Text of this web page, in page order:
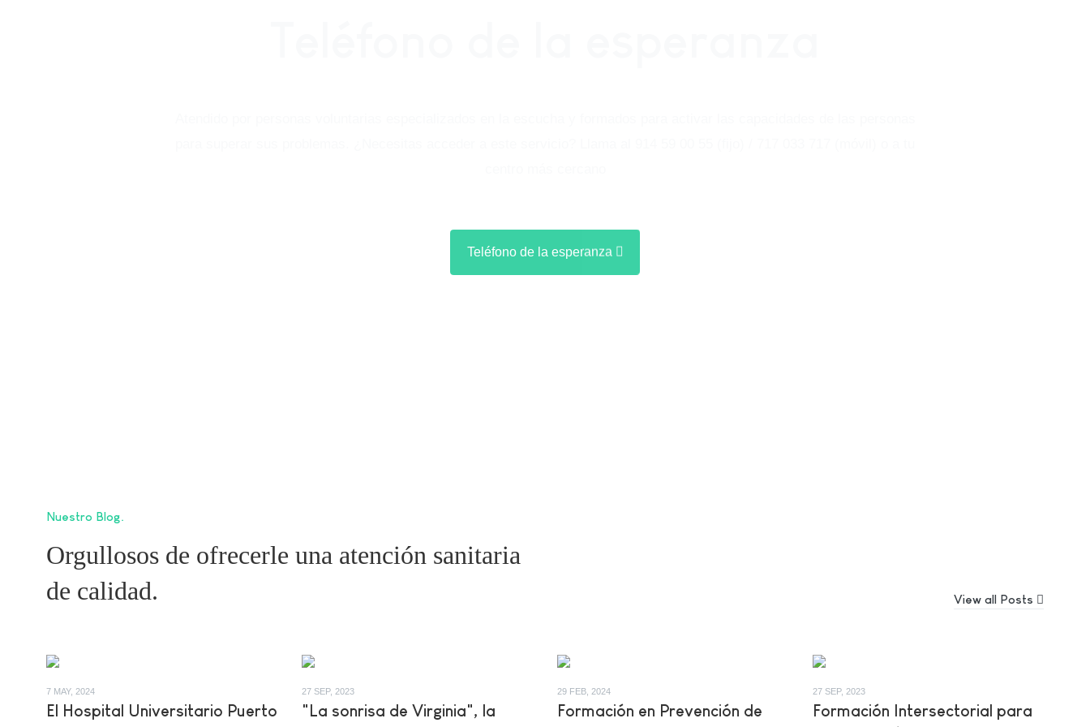
Teléfono de la esperanza
Nuestro Blog
Orgullosos de ofrecerle una atención sanitaria
de calidad.
View all Posts
7 MAY, 2024
El Hospital Universitario Puerto
27 SEP, 2023
"La sonrisa de Virginia", la
29 FEB, 2024
Formación en Prevención de
27 SEP, 2023
Formación Intersectorial para